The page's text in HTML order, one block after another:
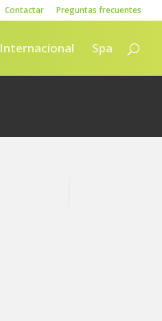
Contactar Preguntas frecuentes
Internacional Spa